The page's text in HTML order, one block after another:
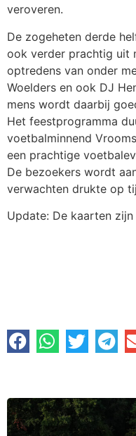
veroveren.
De zogeheten derde
ook verder prachtig uit
optredens van onder
Woelders en ook DJ
mens wordt daarbij
Het feestprogramma
voetbalminnend
een prachtige
De bezoekers wordt
verwachten drukte op
Update: De kaarten